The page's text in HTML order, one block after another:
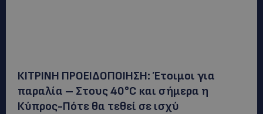
ΚΙΤΡΙΝΗ ΠΡΟΕΙΔΟΠΟΙΗΣΗ: Έτοιμοι για
παραλία – Στους 40°C και σήμερα η
Κύπρος-Πότε θα τεθεί σε ισχύ